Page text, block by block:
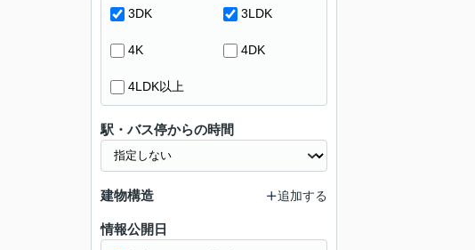
3DK 3LDK
4K 4DK
4LDK以上
駅・バス停からの時間
建物構造 追加する
情報公開日